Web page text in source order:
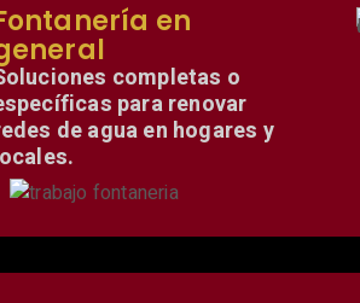
en
completas o
para renovar
de agua en hogares y